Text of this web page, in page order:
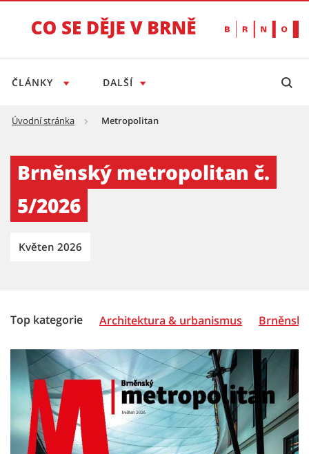
ČLÁNKY DALŠÍ
Úvodní stránka Metropolitan
Brněnský metropolitan č.
5/2026
Květen 2026
Top kategorie Architektura & urbanismus